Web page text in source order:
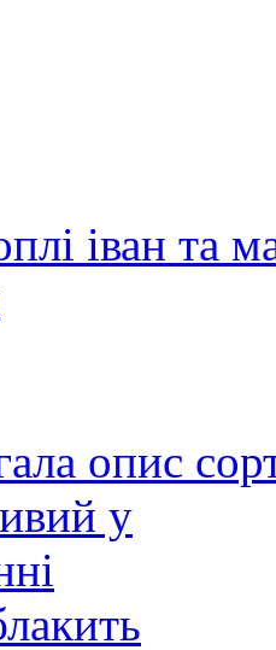
іван та
опис